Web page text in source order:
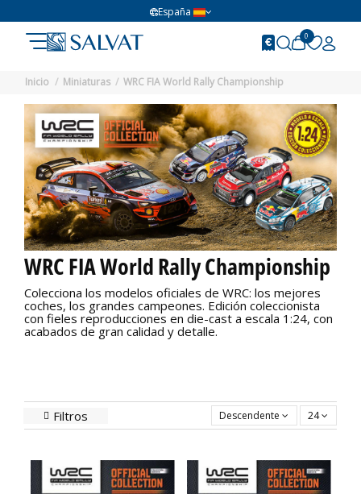
España
0
Inicio Miniaturas WRC FIA World Rally Championship
WRC FIA World Rally Championship
Colecciona los modelos oficiales de WRC: los mejores
coches, los grandes campeones. Edición coleccionista
con fieles reproducciones en die-cast a escala 1:24, con
acabados de gran calidad y detalle.
Filtros Descendente 24